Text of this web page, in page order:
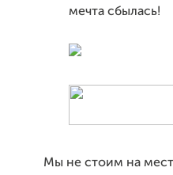
мечта сбылась!
Мы не стоим на